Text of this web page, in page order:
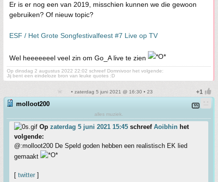
Er is er nog een van 2019, misschien kunnen we die gewoon
gebruiken? Of nieuw topic?
ESF / Het Grote Songfestivalfeest #7 Live op TV
Wel heeeeeeel veel zin om Go_A live te zien
Op dinsdag 2 augustus 2022 22:02 schreef Domnivoor het volgende:
Jij bent een eindeloze bron van leuke quotes :D
• zaterdag 5 juni 2021 @ 16:30 • 23
molloot200
alles muziek.
Op zaterdag 5 juni 2021 15:45 schreef Aoibhin het
volgende:
@:molloot200 De Speld goden hebben een realistisch EK lied
gemaakt
[ twitter ]